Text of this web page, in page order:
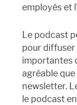
employés et
Le podcast
pour
importantes
agréable
newsletter.
le podcast